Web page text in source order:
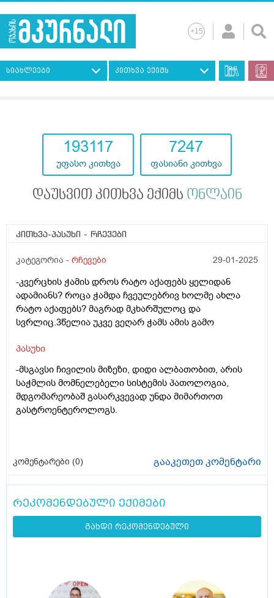
სიახლეები კითხვა ექიმს
193117
უფასო კითხვა
7247
ფასიანი კითხვა
დაუსვით კითხვა ექიმს ონლაინ
კითხვა-პასუხი - რჩევები
კატეგორია - რჩევები 29-01-2025
-კვერცხის ჭამის დროს რატო აქაფებს ყელიდან
ადამიანს? როცა ჭამდა ჩვეულებრივ ხოლმე ახლა
რატო აქაფებს? მაგრად მკხარშულოც და
სვრლიც.3წელია უკვე ვეღარ ჭამს ამის გამო
პასუხი
-მსგავსი ჩივილის მიზეზი, დიდი ალბათობით, არის
საჭმლის მომნელებელი სისტემის პათოლოგია,
მდგომარეობაშ გასარკვევად უნდა მიმართოთ
გასტროენტეროლოგს.
კომენტარები (0) გააკეთეთ კომენტარი
რეკომენდებული ექიმები
გახდი რეკომენდებული